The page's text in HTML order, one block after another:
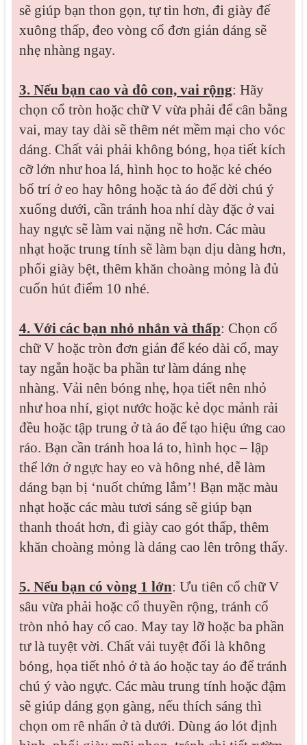
sẽ giúp bạn thon gọn, tự tin hơn, đi giày đế
xuông thấp, đeo vòng cổ đơn giản dáng sẽ
nhẹ nhàng ngay.
3. Nếu bạn cao và đô con, vai rộng: Hãy
chọn cổ tròn hoặc chữ V vừa phải để cân bằng
vai, may tay dài sẽ thêm nét mềm mại cho vóc
dáng. Chất vải phải không bóng, họa tiết kích
cỡ lớn như hoa lá, hình học to hoặc kẻ chéo
bố trí ở eo hay hông hoặc tà áo để dời chú ý
xuống dưới, cần tránh hoa nhí dày đặc ở vai
hay ngực sẽ làm vai nặng nề hơn. Các màu
nhạt hoặc trung tính sẽ làm bạn dịu dàng hơn,
phối giày bệt, thêm khăn choàng mỏng là đủ
cuốn hút điểm 10 nhé.
4. Với các bạn nhỏ nhắn và thấp: Chọn cổ
chữ V hoặc tròn đơn giản để kéo dài cổ, may
tay ngắn hoặc ba phần tư làm dáng nhẹ
nhàng. Vải nên bóng nhẹ, họa tiết nên nhỏ
như hoa nhí, giọt nước hoặc kẻ dọc mảnh rải
đều hoặc tập trung ở tà áo để tạo hiệu ứng cao
ráo. Bạn cần tránh hoa lá to, hình học – lập
thể lớn ở ngực hay eo và hông nhé, dễ làm
dáng bạn bị ‘nuốt chửng lắm’! Bạn mặc màu
nhạt hoặc các màu tươi sáng sẽ giúp bạn
thanh thoát hơn, đi giày cao gót thấp, thêm
khăn choàng mỏng là dáng cao lên trông thấy.
5. Nếu bạn có vòng 1 lớn: Ưu tiên cổ chữ V
sâu vừa phải hoặc cổ thuyền rộng, tránh cổ
tròn nhỏ hay cổ cao. May tay lỡ hoặc ba phần
tư là tuyệt vời. Chất vải tuyệt đối là không
bóng, họa tiết nhỏ ở tà áo hoặc tay áo để tránh
chú ý vào ngực. Các màu trung tính hoặc đậm
sẽ giúp dáng gọn gàng, nếu thích sáng thì
chọn om rê nhấn ở tà dưới. Dùng áo lót định